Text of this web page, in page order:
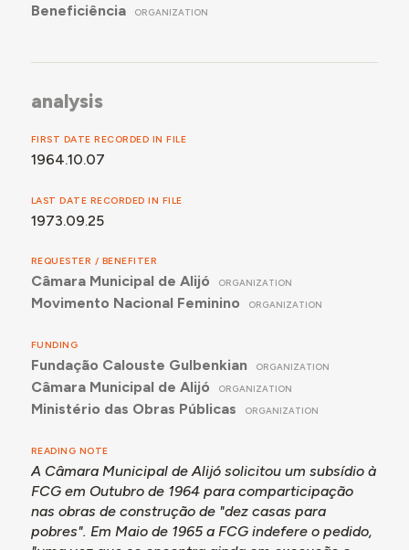
Beneficiência
ORGANIZATION
analysis
FIRST DATE RECORDED IN FILE
1964.10.07
LAST DATE RECORDED IN FILE
1973.09.25
REQUESTER / BENEFITER
Câmara Municipal de Alijó ORGANIZATION
Movimento Nacional Feminino ORGANIZATION
FUNDING
Fundação Calouste Gulbenkian ORGANIZATION
Câmara Municipal de Alijó ORGANIZATION
Ministério das Obras Públicas ORGANIZATION
READING NOTE
A Câmara Municipal de Alijó solicitou um subsídio à
FCG em Outubro de 1964 para comparticipação
nas obras de construção de "dez casas para
pobres". Em Maio de 1965 a FCG indefere o pedido,